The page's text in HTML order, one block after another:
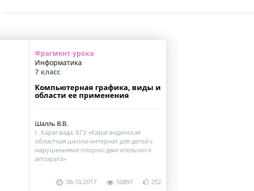
Фрагмент урока
Информатика
7 класс
Компьютерная графика, виды и
области ее применения
Шалль В.В.
г. Караганда, КГУ «Карагандинская
областная школа-интернат для детей с
нарушениями опорно-двигательного
аппарата»
06.10.2017 50891 252